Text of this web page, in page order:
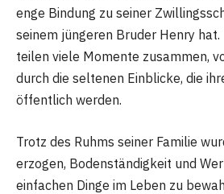
enge Bindung zu seiner
seinem jüngeren Bruder Henry hat.
teilen viele Momente zusammen,
durch die seltenen Einblicke, die
öffentlich werden.
Trotz des Ruhms seiner Familie
erzogen, Bodenständigkeit und
einfachen Dinge im Leben zu